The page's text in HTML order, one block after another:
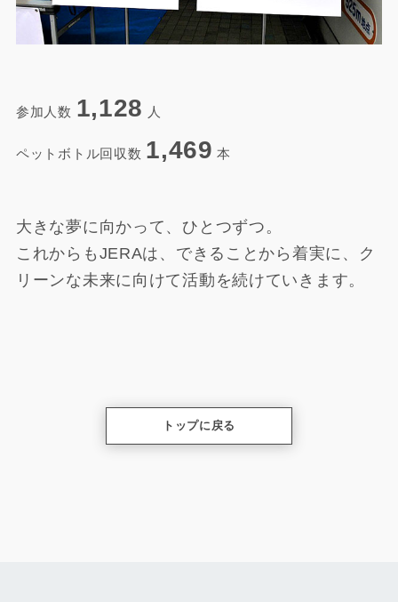
参加人数 1,128 人
ペットボトル回収数 1,469 本
大きな夢に向かって、ひとつずつ。
これからもJERAは、できることから着実に、
ク
リーンな未来に向けて活動を続けていきます。
トップに戻る